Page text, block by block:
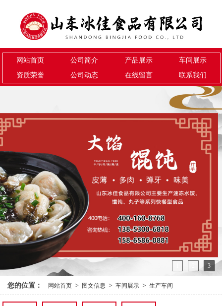
网站首页 公司简介 产品展示
车间展示
资质荣誉
公司动态 在线留言 联系我们
3
您的位置： 网站首页 > 图文信息 > 车间展示 > 生产车间